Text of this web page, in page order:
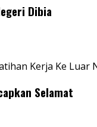
Dibia
Kerja Ke Luar
Selamat